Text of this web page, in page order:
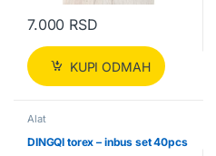
7.000 RSD
KUPI ODMAH
Alat
DINGQI torex – inbus set 40pcs